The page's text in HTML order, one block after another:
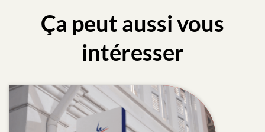
Ça peut aussi vous
intéresser